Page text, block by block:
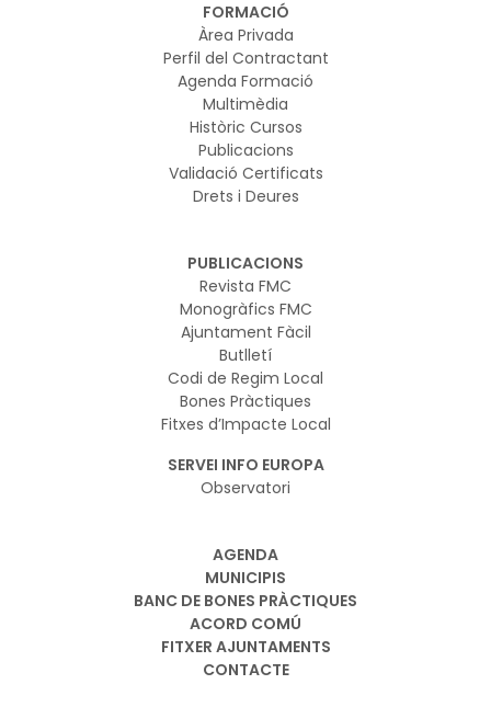
FORMACIÓ
Àrea Privada
Perfil del Contractant
Agenda Formació
Multimèdia
Històric Cursos
Publicacions
Validació Certificats
Drets i Deures
PUBLICACIONS
Revista FMC
Monogràfics FMC
Ajuntament Fàcil
Butlletí
Codi de Regim Local
Bones Pràctiques
Fitxes d’Impacte Local
SERVEI INFO EUROPA
Observatori
AGENDA
MUNICIPIS
BANC DE BONES PRÀCTIQUES
ACORD COMÚ
FITXER AJUNTAMENTS
CONTACTE